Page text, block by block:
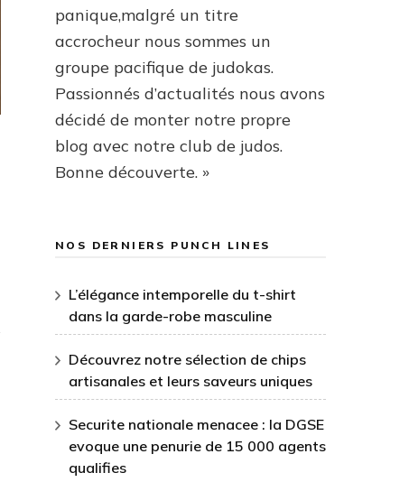
panique,malgré un titre
accrocheur nous sommes un
groupe pacifique de judokas.
Passionnés d’actualités nous avons
décidé de monter notre propre
blog avec notre club de judos.
Bonne découverte. »
NOS DERNIERS PUNCH LINES
L’élégance intemporelle du t-shirt
dans la garde-robe masculine
Découvrez notre sélection de chips
artisanales et leurs saveurs uniques
Securite nationale menacee : la DGSE
evoque une penurie de 15 000 agents
qualifies